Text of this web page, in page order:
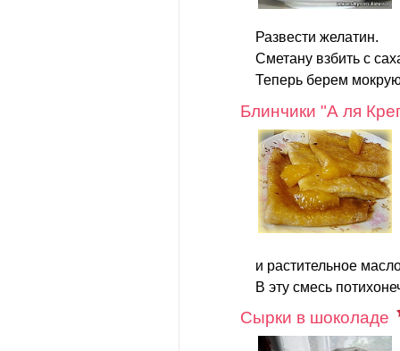
Развести желатин.
Сметану взбить с
Теперь берем
Блинчики "А ля
и растительное
В эту смесь
Сырки в шоколаде